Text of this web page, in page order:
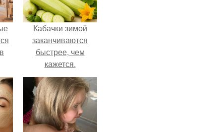
Кабачки зимой
заканчиваются
быстрее, чем
кажется.